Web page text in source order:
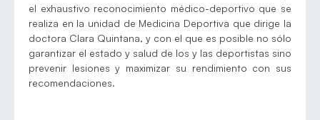
el exhaustivo reconocimiento médico-deportivo que se
realiza en la unidad de Medicina Deportiva que dirige la
doctora Clara Quintana, y con el que es posible no sólo
garantizar el estado y salud de los y las deportistas sino
prevenir lesiones y maximizar su rendimiento con sus
recomendaciones.